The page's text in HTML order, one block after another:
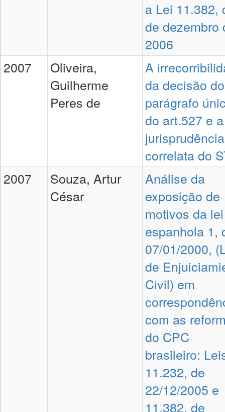
a Lei 11.382,
de dezembro
2006
2007
Oliveira,
Guilherme
Peres de
A
da decisão do
parágrafo
do art.527 e a
jurisprudência
correlata do
2007
Souza, Artur
César
Análise da
exposição de
motivos da lei
espanhola 1,
07/01/2000,
de
Civil) em
com as
do CPC
brasileiro:
11.232, de
22/12/2005 e
11.382, de